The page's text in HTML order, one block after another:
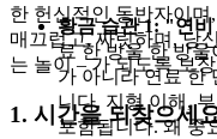
황금 습관 1: "연
료 한 방울 한 방
가 아니라 연료 한
니다. 지형 이해,
포함됩니다. 왜 중
한 헌신적인 동반자이며
매끄럽고, 짜릿하며, 당
는 놀이 – 가 되도록 보
1. 시간을 되찾으세